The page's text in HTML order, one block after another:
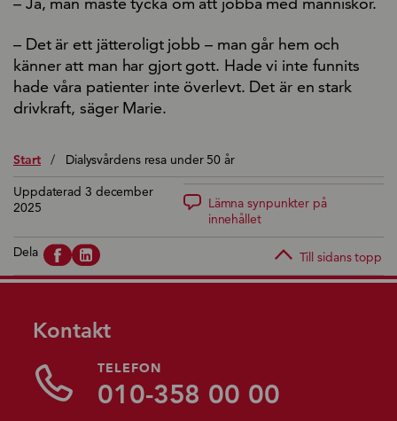
– Det är ett jätteroligt jobb – man går hem och
känner att man har gjort gott. Hade vi inte funnits
hade våra patienter inte överlevt. Det är en stark
drivkraft, säger Marie.
Start /
Dialysvårdens resa under 50 år
Uppdaterad 3 december
2025
Lämna synpunkter på
innehållet
Dela Till sidans topp
Kontakt
TELEFON
010-358 00 00